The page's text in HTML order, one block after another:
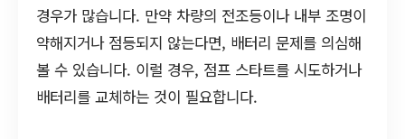
경우가 많습니다. 만약 차량의 전조등이나 내부 조명이
약해지거나 점등되지 않는다면, 배터리 문제를 의심해
볼 수 있습니다. 이럴 경우, 점프 스타트를 시도하거나
배터리를 교체하는 것이 필요합니다.